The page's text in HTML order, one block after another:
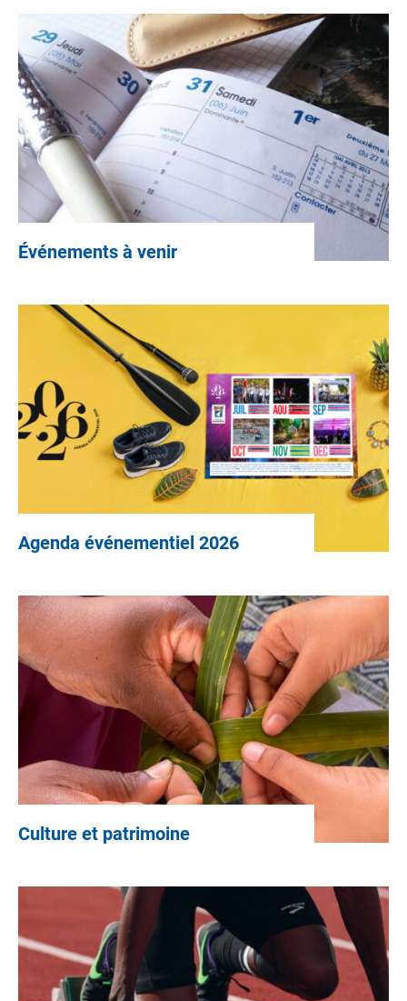
Événements à venir
Agenda événementiel 2026
Culture et patrimoine